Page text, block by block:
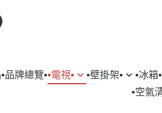
▪︎品牌總覽▪︎▪︎電視▪︎ ▪︎壁掛架▪︎ ▪︎冰箱▪︎
▪︎空氣